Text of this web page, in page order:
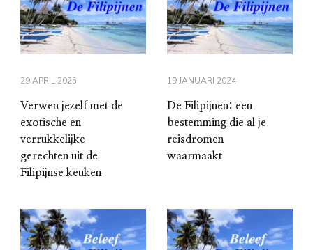
29 APRIL 2025
Verwen jezelf met de
exotische en
verrukkelijke
gerechten uit de
Filipijnse keuken
19 JANUARI 2024
De Filipijnen: een
bestemming die al je
reisdromen
waarmaakt